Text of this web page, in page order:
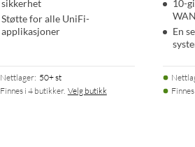
sikkerhet
Støtte for alle UniFi-
applikasjoner
Nettlager: 50+ st
Finnes i 4 butikker. Velg butikk
10-
WAN
En